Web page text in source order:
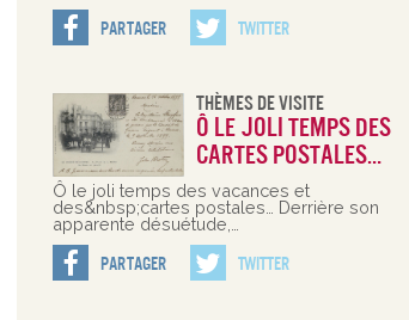
Partager Twitter
Thèmes De Visite
Ô le joli temps des
cartes postales…
Ô le joli temps des vacances et
des&nbsp;cartes postales… Derrière son
apparente désuétude,…
Partager Twitter